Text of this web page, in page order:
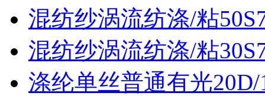
混纺纱涡流纺涤/粘
混纺纱涡流纺涤/粘
涤纶单丝普通有光20D/